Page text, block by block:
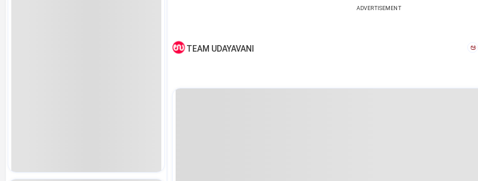
ADVERTISEMENT
TEAM UDAYAVANI ಅ